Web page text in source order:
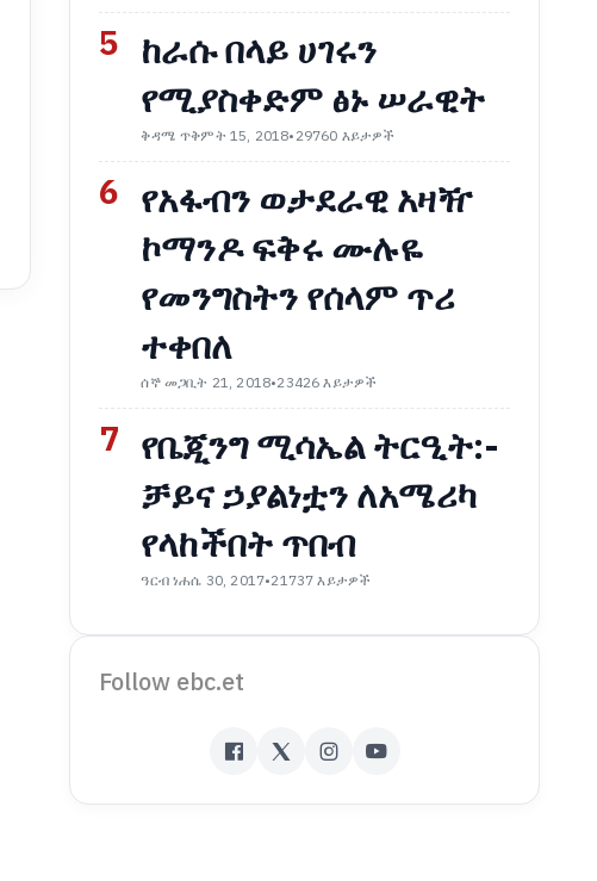
5 ከራሱ በላይ ሀገሩን
የሚያስቀድም ፅኑ ሠራዊት
ቅዳሜ ጥቅምት 15, 2018•29760 እይታዎች
6 የአፋብን ወታደራዊ አዛዥ
ኮማንዶ ፍቅሩ ሙሉዬ
የመንግስትን የሰላም ጥሪ
ተቀበለ
ሰኞ መጋቢት 21, 2018•23426 እይታዎች
7 የቤጂንግ ሚሳኤል ትርዒት:-
ቻይና ኃያልነቷን ለአሜሪካ
የላከችበት ጥበብ
ዓርብ ነሐሴ 30, 2017•21737 እይታዎች
Follow ebc.et